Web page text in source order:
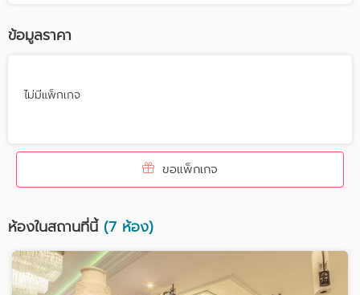
ข้อมูลราคา
ไม่มีแพ็กเกจ
ขอแพ็กเกจ
ห้องในสถานที่นี้(7 ห้อง)